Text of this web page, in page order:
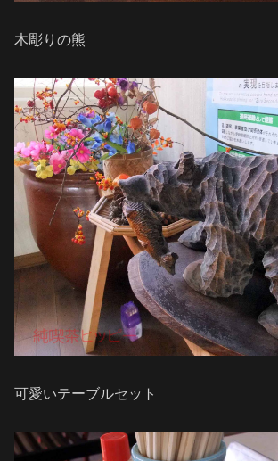
木彫りの熊
可愛いテーブルセット